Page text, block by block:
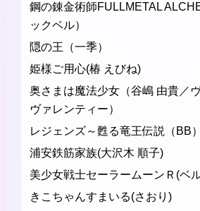
鋼の錬金術師FULLMETAL
ックベル）
隠の王（一季）
姫様ご用心(椿 えびね)
奥さまは魔法少女（谷嶋 由貴／
ヴァレンティー）
レジェンズ～甦る竜王伝説（BB）
浦安鉄筋家族(大沢木 順子)
美少女戦士セーラームーンＲ(ベ
きこちゃんすまいる(さおり)